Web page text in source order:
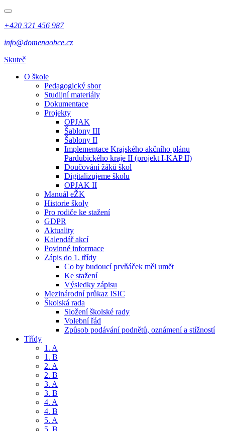
+420 321 456 987
info@domenaobce.cz
Skuteč
O škole
Pedagogický sbor
Studijní materiály
Dokumentace
Projekty
OPJAK
Šablony III
Šablony II
Implementace Krajského akčního plánu
Pardubického kraje II (projekt I-KAP II)
Doučování žáků škol
Digitalizujeme školu
OPJAK II
Manuál eŽK
Historie školy
Pro rodiče ke stažení
GDPR
Aktuality
Kalendář akcí
Povinné informace
Zápis do 1. třídy
Co by budoucí prvňáček měl umět
Ke stažení
Výsledky zápisu
Mezinárodní průkaz ISIC
Školská rada
Složení školské rady
Volební řád
Způsob podávání podnětů, oznámení a stížností
Třídy
1. A
1. B
2. A
2. B
3. A
3. B
4. A
4. B
5. A
5. B